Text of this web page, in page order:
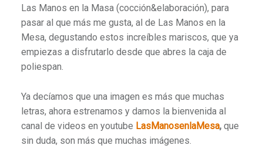
Las Manos en la Masa (cocción&elaboración), para
pasar al que más me gusta, al de Las Manos en la
Mesa, degustando estos increíbles mariscos, que ya
empiezas a disfrutarlo desde que abres la caja de
poliespan.
Ya decíamos que una imagen es más que muchas
letras, ahora estrenamos y damos la bienvenida al
canal de videos en youtube LasManosenlaMesa,que
sin duda, son más que muchas imágenes.